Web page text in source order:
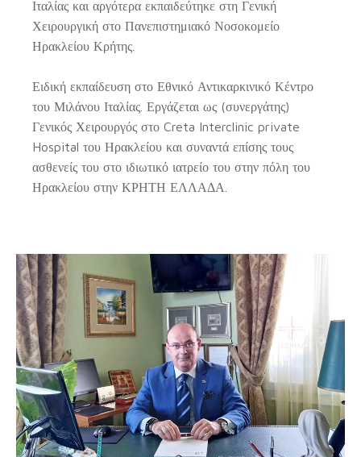
Ιταλίας και αργότερα εκπαιδεύτηκε στη Γενική
Χειρουργική στο Πανεπιστημιακό Νοσοκομείο
Ηρακλείου Κρήτης.
Ειδική εκπαίδευση στο Εθνικό Αντικαρκινικό Κέντρο
του Μιλάνου Ιταλίας. Εργάζεται ως (συνεργάτης)
Γενικός Χειρουργός στο Creta Interclinic private
Hospital του Ηρακλείου και συναντά επίσης τους
ασθενείς του στο ιδιωτικό ιατρείο του στην πόλη του
Ηρακλείου στην ΚΡΗΤΗ ΕΛΛΑΔΑ.